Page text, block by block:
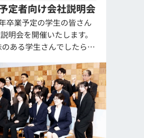
定者向け会社説明会
卒業予定の学生の皆さん
明会を開催いたします。
ある学生さんでしたら、
ある方はぜ...